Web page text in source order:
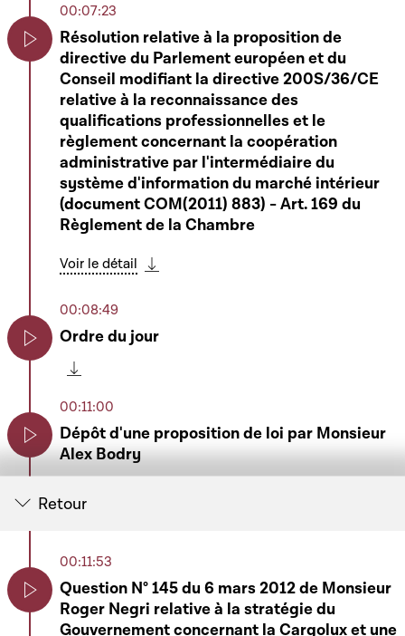
00:07:23
Résolution relative à la proposition de
directive du Parlement européen et du
Conseil modifiant la directive 200S/36/CE
relative à la reconnaissance des
qualifications professionnelles et le
règlement concernant la coopération
administrative par l'intermédiaire du
système d'information du marché intérieur
(document COM(2011) 883) - Art. 169 du
Règlement de la Chambre
Voir le détail
00:08:49
Ordre du jour
00:11:00
Dépôt d'une proposition de loi par Monsieur
Alex Bodry
Heure de questions au Gouvernement
Voir le détail
Télécharger cette séquence
Play
Retour
00:11:53
Question N° 145 du 6 mars 2012 de Monsieur
Roger Negri relative à la stratégie du
Gouvernement concernant la Cargolux et une